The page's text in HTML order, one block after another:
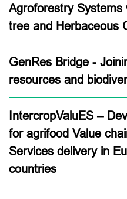
Agroforestry Systems
tree and Herbaceous
GenRes Bridge -
resources and
IntercropValuES –
for agrifood Value
Services delivery in
countries